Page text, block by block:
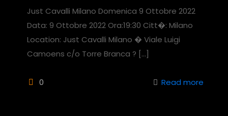
Just Cavalli Milano Domenica 9 Ottobre 2022
Data: 9 Ottobre 2022 Ora:19:30 Citt�: Milano
Location: Just Cavalli Milano � Viale Luigi
Camoens c/o Torre Branca ? […]
0 Read more